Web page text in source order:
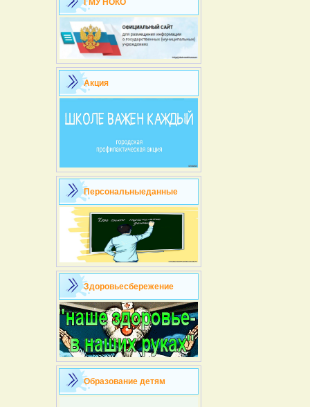
ГМУ НОКО
Акция
Персональныеданные
Здоровьесбережение
Образование детям